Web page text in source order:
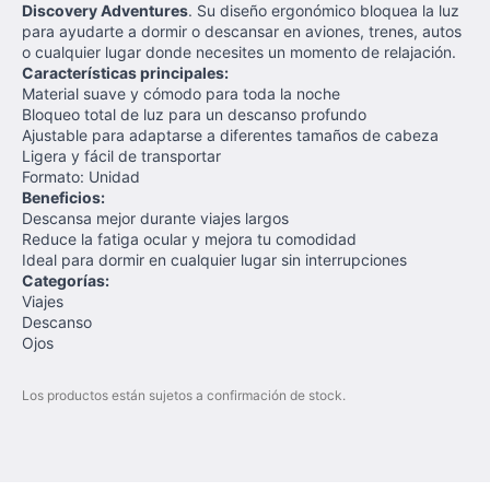
Discovery Adventures. Su diseño ergonómico bloquea la luz
para ayudarte a dormir o descansar en aviones, trenes, autos
o cualquier lugar donde necesites un momento de relajación.
Características principales:
Material suave y cómodo para toda la noche
Bloqueo total de luz para un descanso profundo
Ajustable para adaptarse a diferentes tamaños de cabeza
Ligera y fácil de transportar
Formato: Unidad
Beneficios:
Descansa mejor durante viajes largos
Reduce la fatiga ocular y mejora tu comodidad
Ideal para dormir en cualquier lugar sin interrupciones
Categorías:
Viajes
Descanso
Ojos
Los productos están sujetos a confirmación de stock.